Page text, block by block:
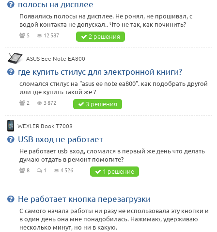
полосы на дисплее
Появились полосы на дисплее. Не ронял, не прошивал, с
водой контакта не допускал.. Что не так, как починить?
5 12 587 2 решения
ASUS Eee Note EA800
где купить стилус для электронной книги?
сломался стилус на "asus ee note ea800". как подобрать другой
или где купить такой же ?
2 3 872 3 решения
WEXLER Book T7008
USB вход не работает
Не работает usb вход, сломался в первый же день что делать
думаю отдать в ремонт помогите?
8 1 4 526 1 решение
Не работает кнопка перезагрузки
С самого начала работы ни разу не использовала эту кнопки и
в один день она мне понадобилась. Нажимаю, удерживаю
несколько минут, но ни в какую.